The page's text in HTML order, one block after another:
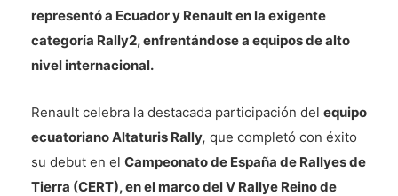
representó a Ecuador y Renault en la exigente
categoría Rally2, enfrentándose a equipos de alto
nivel internacional.
Renault celebra la destacada participación del equipo
ecuatoriano Altaturis Rally, que completó con éxito
su debut en el Campeonato de España de Rallyes de
Tierra (CERT), en el marco del V Rallye Reino de